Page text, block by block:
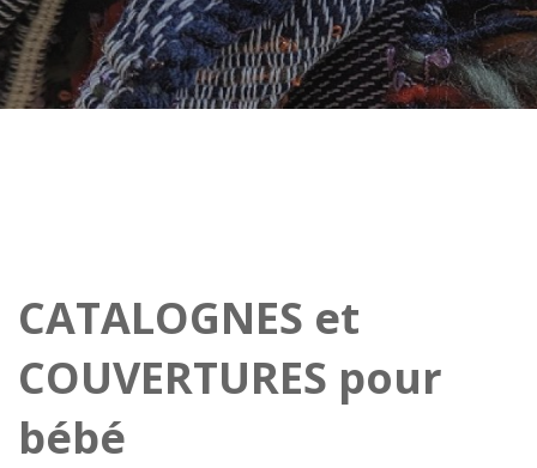
CATALOGNES et
COUVERTURES pour
bébé